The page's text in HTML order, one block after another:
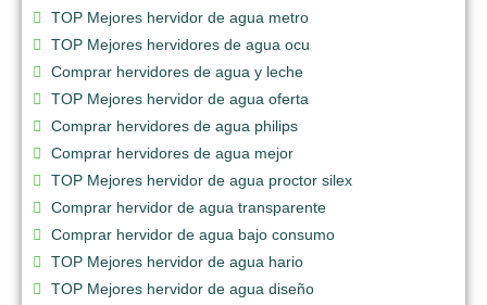
TOP Mejores hervidor de agua metro
TOP Mejores hervidores de agua ocu
Comprar hervidores de agua y leche
TOP Mejores hervidor de agua oferta
Comprar hervidores de agua philips
Comprar hervidores de agua mejor
TOP Mejores hervidor de agua proctor silex
Comprar hervidor de agua transparente
Comprar hervidor de agua bajo consumo
TOP Mejores hervidor de agua hario
TOP Mejores hervidor de agua diseño